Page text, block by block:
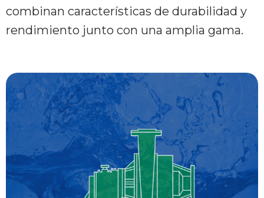
combinan características de durabilidad y
rendimiento junto con una amplia gama.